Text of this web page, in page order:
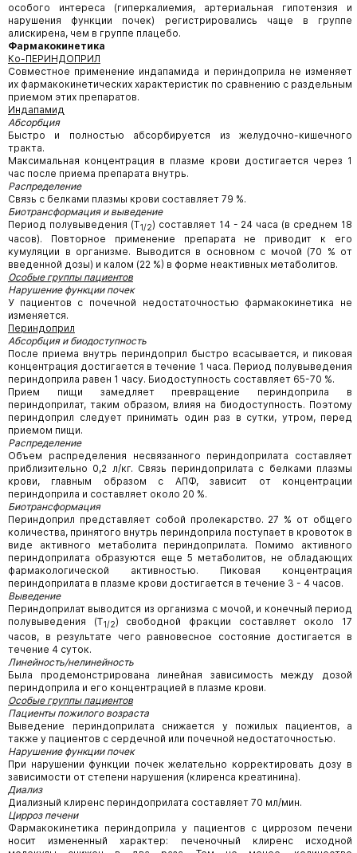
особого интереса (гиперкалиемия, артериальная гипотензия и
нарушения функции почек) регистрировались чаще в группе
алискирена, чем в группе плацебо.
Фармакокинетика
Ко-ПЕРИНДОПРИЛ
Совместное применение индапамида и периндоприла не изменяет
их фармакокинетических характеристик по сравнению с раздельным
приемом этих препаратов.
Индапамид
Абсорбция
Быстро и полностью абсорбируется из желудочно-кишечного
тракта.
Максимальная концентрация в плазме крови достигается через 1
час после приема препарата внутрь.
Распределение
Связь с белками плазмы крови составляет 79 %.
Биотрансформация и выведение
Период полувыведения (T1/2) составляет 14 - 24 часа (в среднем 18
часов). Повторное применение препарата не приводит к его
кумуляции в организме. Выводится в основном с мочой (70 % от
введенной дозы) и калом (22 %) в форме неактивных метаболитов.
Особые группы пациентов
Нарушение функции почек
У пациентов с почечной недостаточностью фармакокинетика не
изменяется.
Периндоприл
Абсорбция и биодоступность
После приема внутрь периндоприл быстро всасывается, и пиковая
концентрация достигается в течение 1 часа. Период полувыведения
периндоприла равен 1 часу. Биодоступность составляет 65-70 %.
Прием пищи замедляет превращение периндоприла в
периндоприлат, таким образом, влияя на биодоступность. Поэтому
периндоприл следует принимать один раз в сутки, утром, перед
приемом пищи.
Распределение
Объем распределения несвязанного периндоприлата составляет
приблизительно 0,2 л/кг. Связь периндоприлата с белками плазмы
крови, главным образом с АПФ, зависит от концентрации
периндоприла и составляет около 20 %.
Биотрансформация
Периндоприл представляет собой пролекарство. 27 % от общего
количества, принятого внутрь периндоприла поступает в кровоток в
виде активного метаболита периндоприлата. Помимо активного
периндоприлата образуются еще 5 метаболитов, не обладающих
фармакологической активностью. Пиковая концентрация
периндоприлата в плазме крови достигается в течение 3 - 4 часов.
Выведение
Периндоприлат выводится из организма с мочой, и конечный период
полувыведения (Т1/2) свободной фракции составляет около 17
часов, в результате чего равновесное состояние достигается в
течение 4 суток.
Линейность/нелинейность
Была продемонстрирована линейная зависимость между дозой
периндоприла и его концентрацией в плазме крови.
Особые группы пациентов
Пациенты пожилого возраста
Выведение периндоприлата снижается у пожилых пациентов, а
также у пациентов с сердечной или почечной недостаточностью.
Нарушение функции почек
При нарушении функции почек желательно корректировать дозу в
зависимости от степени нарушения (клиренса креатинина).
Диализ
Диализный клиренс периндоприлата составляет 70 мл/мин.
Цирроз печени
Фармакокинетика периндоприла у пациентов с циррозом печени
носит измененный характер: печеночный клиренс исходной